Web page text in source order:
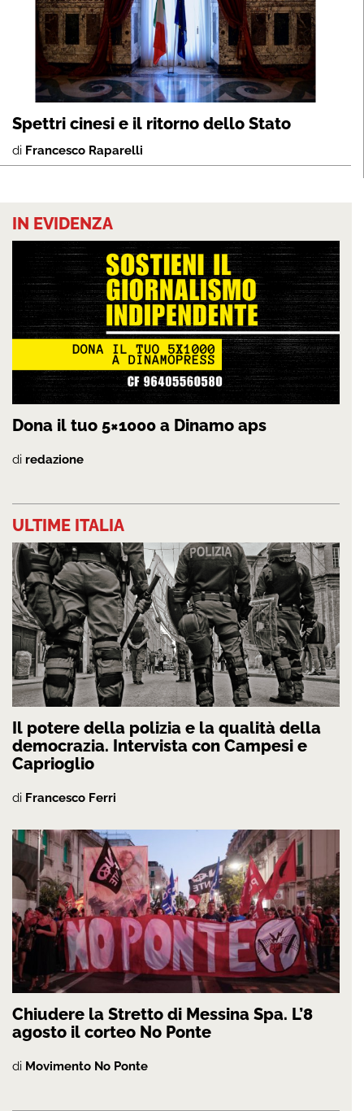
Spettri cinesi e il ritorno dello Stato
di Francesco Raparelli
IN EVIDENZA
Dona il tuo 5×1000 a Dinamo aps
di redazione
ULTIME ITALIA
Il potere della polizia e la qualità della
democrazia. Intervista con Campesi e
Caprioglio
di Francesco Ferri
Chiudere la Stretto di Messina Spa. L’8
agosto il corteo No Ponte
di Movimento No Ponte